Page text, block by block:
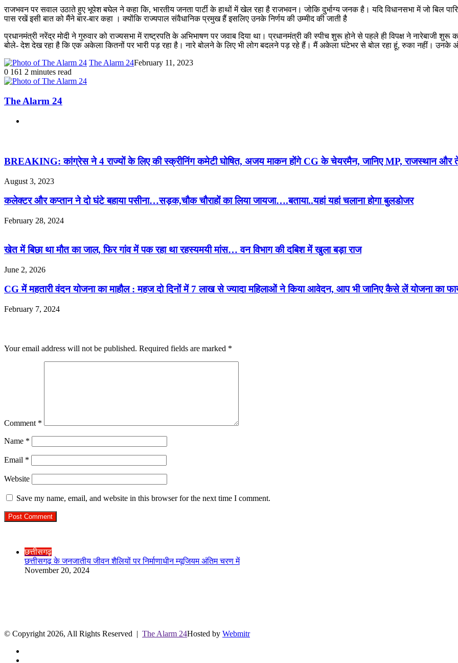
राजभवन पर सवाल उठाते हुए भूपेश बघेल ने कहा कि, भारतीय जनता पार्टी के हाथों में खेल रहा है राजभवन। जोकि दुर्भाग्य जनक है। यदि विधानसभा में जो बिल
पास रखें इसी बात को मैंने बार-बार कहा । क्योंकि राज्यपाल संवैधानिक प्रमुख हैं इसलिए उनके निर्णय की उम्मीद की जाती है
प्रधानमंत्री नरेंद्र मोदी ने गुरुवार को राज्यसभा में राष्ट्रपति के अभिभाषण पर जवाब दिया था। प्रधानमंत्री की स्पीच शुरू होने से पहले ही विपक्ष ने नारेबाजी
बोले- देश देख रहा है कि एक अकेला कितनों पर भारी पड़ रहा है। नारे बोलने के लिए भी लोग बदलने पड़ रहे हैं। मैं अकेला घंटेभर से बोल रहा हूं, रुका नहीं। उनके
The Alarm 24February 11, 2023
0 161 2 minutes read
The Alarm 24
BREAKING: कांग्रेस ने 4 राज्यों के लिए की स्क्रीनिंग कमेटी घोषित, अजय माकन होंगे CG के चेयरमैन, जानिए MP, राजस्थान और
August 3, 2023
कलेक्टर और कप्तान ने दो घंटे बहाया पसीना…सड़क,चौक चौराहों का लिया जायजा….बताया..यहां यहां चलाना होगा बुलडोजर
February 28, 2024
खेत में बिछा था मौत का जाल, फिर गांव में पक रहा था रहस्यमयी मांस… वन विभाग की दबिश में खुला बड़ा राज
June 2, 2026
CG में महतारी वंदन योजना का माहौल : महज दो दिनों में 7 लाख से ज्यादा महिलाओं ने किया आवेदन, आप भी जानिए कैसे लें योजना का
February 7, 2024
Your email address will not be published. Required fields are marked *
Comment *
Name *
Email *
Website
Save my name, email, and website in this browser for the next time I comment.
छत्तीसगढ़
छत्तीसगढ़ के जनजातीय जीवन शैलियों पर निर्माणाधीन म्यूजियम अंतिम चरण में
November 20, 2024
© Copyright 2026, All Rights Reserved | The Alarm 24Hosted by Webmitr